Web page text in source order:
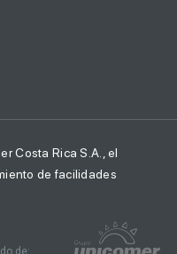
Costa Rica S.A., el
de facilidades
de: